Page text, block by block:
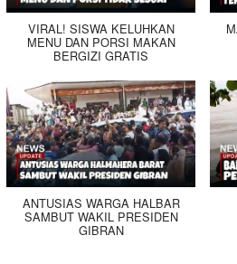
VIRAL! SISWA KELUHKAN
MENU DAN PORSI MAKAN
BERGIZI GRATIS
ANTUSIAS WARGA HALBAR
SAMBUT WAKIL PRESIDEN
GIBRAN